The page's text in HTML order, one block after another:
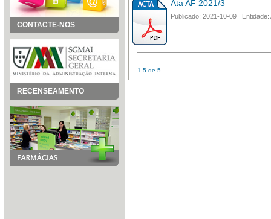
CONTACTE-NOS
RECENSEAMENTO
Ata AF 2021/3
Publicado: 2021-10-09 Entidade:
1-5 de 5